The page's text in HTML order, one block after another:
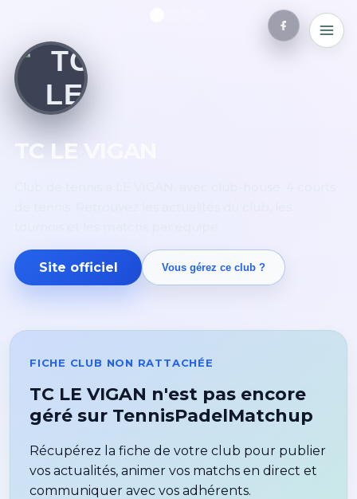
TC LE VIGAN
Site officiel Vous gérez ce club ?
FICHE CLUB NON RATTACHÉE
TC LE VIGAN n'est pas encore
géré sur TennisPadelMatchup
Récupérez la fiche de votre club pour publier
vos actualités, animer vos matchs en direct et
communiquer avec vos adhérents.